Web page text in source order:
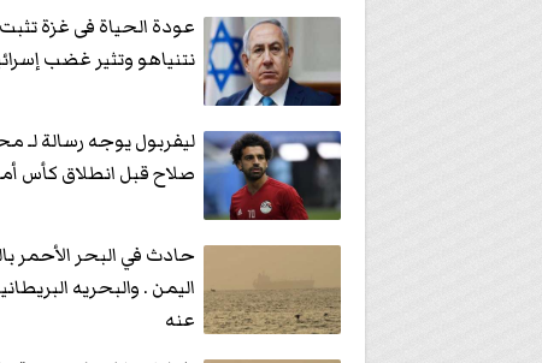
عودة الحياة فى غزة
نتنياهو وتثير غضب
ليفربول يوجه رسالة لـ
صلاح قبل انطلاق كأس
حادث في البحر الأحمر
اليمن . والبحريه
عنه